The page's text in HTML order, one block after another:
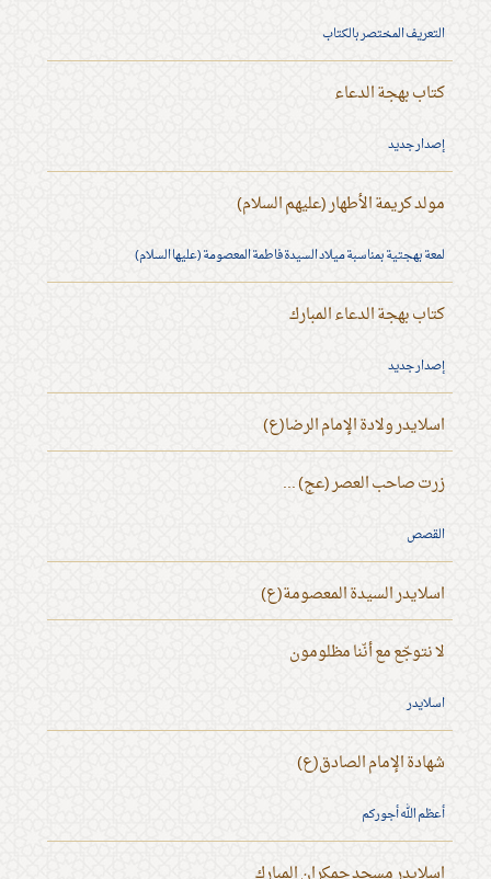
التعريف المختصر بالكتاب
كتاب بهجة الدعاء
إصدار جديد
مولد كريمة الأطهار (عليهم السلام)
لمعة بهجتية بمناسبة ميلاد السيدة فاطمة المعصومة (عليها السلام)
كتاب بهجة الدعاء المبارك
إصدار جديد
اسلايدر ولادة الإمام الرضا(ع)
زرت صاحب العصر (عج) ...
القصص
اسلايدر السيدة المعصومة(ع)
لا نتوجّع مع أنّنا مظلومون
اسلايدر
شهادة الإمام الصادق(ع)
أعظم الله أجوركم